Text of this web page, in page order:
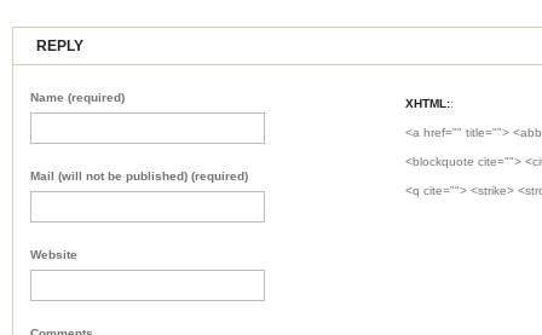
REPLY
XHTML::
<a href="" title="">
<blockquote cite="">
<q cite=""> <strike>
Name (required)
Mail (will not be published) (required)
Website